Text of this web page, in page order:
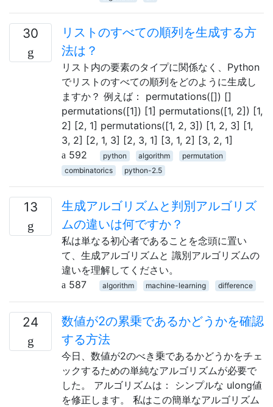
30
リストのすべての順列を生成する方
法は？
リスト内の要素のタイプに関係なく、Python
でリストのすべての順列をどのように生成し
ますか？ 例えば： permutations([]) []
permutations([1]) [1] permutations([1, 2]) [1,
2] [2, 1] permutations([1, 2, 3]) [1, 2, 3] [1,
3, 2] [2, 1, 3] [2, 3, 1] [3, 1, 2] [3, 2, 1]
592
python algorithm
permutation
combinatorics
python-2.5
13
生成アルゴリズムと判別アルゴリズ
ムの違いは何ですか？
私は単なる初心者であることを念頭に置い
て、生成アルゴリズムと 識別アルゴリズムの
違いを理解してください。
587
algorithm machine-learning difference
24
数値が2の累乗であるかどうかを確認
する方法
今日、数値が2のべき乗であるかどうかをチェ
ックするための単純なアルゴリズムが必要で
した。 アルゴリズムは： シンプルな ulong値
を修正します。 私はこの簡単なアルゴリズム